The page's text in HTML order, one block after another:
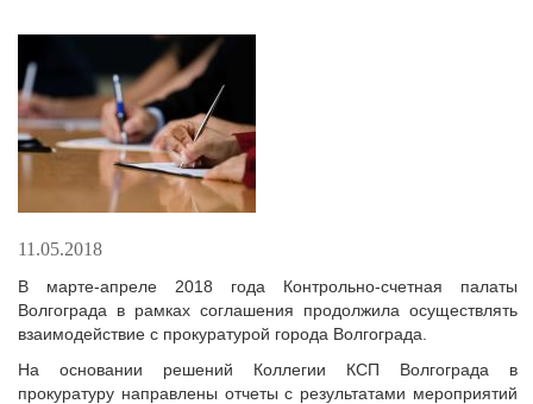
11.05.2018
В марте-апреле 2018 года Контрольно-счетная палаты
Волгограда в рамках соглашения продолжила осуществлять
взаимодействие с прокуратурой города Волгограда.
На основании решений Коллегии КСП Волгограда в
прокуратуру направлены отчеты с результатами мероприятий